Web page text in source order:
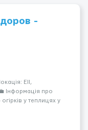
-
Ell,
Інформація про
у теплицях у
та нижніх лис...